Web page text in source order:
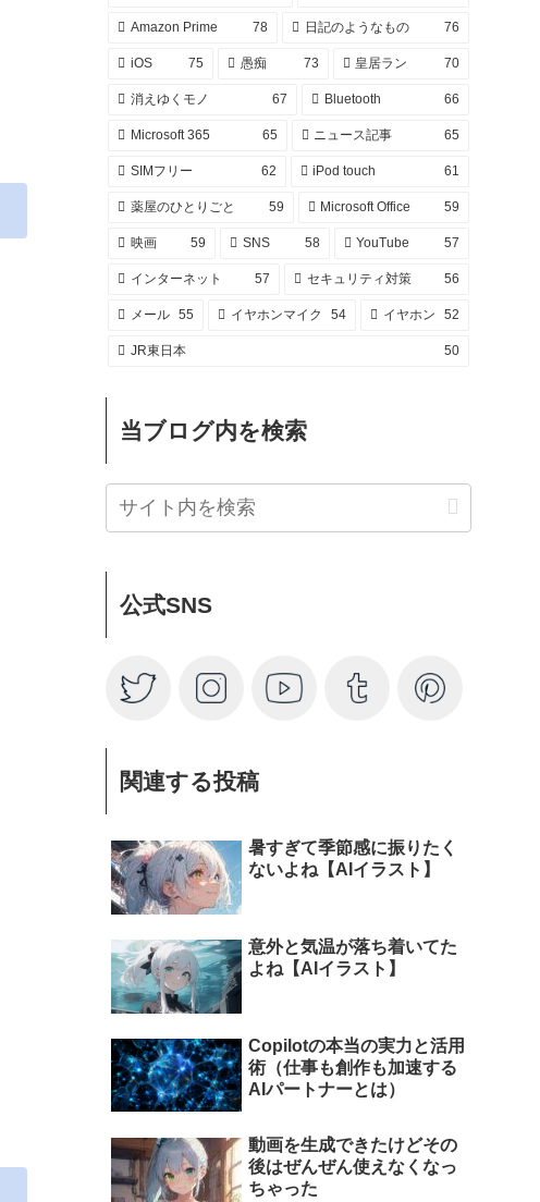
Amazon Prime 78 日記のようなもの 76
iOS 75 愚痴 73 皇居ラン 70
消えゆくモノ 67 Bluetooth 66
Microsoft 365 65 ニュース記事 65
SIMフリー 62 iPod touch 61
薬屋のひとりごと 59 Microsoft Office 59
映画 59 SNS 58 YouTube 57
インターネット 57 セキュリティ対策 56
メール 55 イヤホンマイク 54 イヤホン 52
JR東日本 50
当ブログ内を検索
公式SNS
関連する投稿
暑すぎて季節感に振りたく
ないよね【AIイラスト】
意外と気温が落ち着いてた
よね【AIイラスト】
Copilotの本当の実力と活用
術（仕事も創作も加速する
AIパートナーとは）
動画を生成できたけどその
後はぜんぜん使えなくなっ
ちゃった